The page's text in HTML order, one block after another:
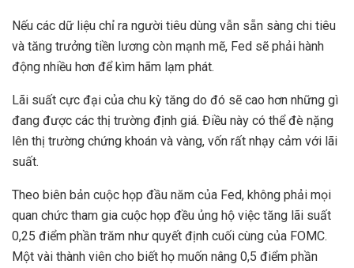
Nếu các dữ liệu chỉ ra người tiêu dùng vẫn sẵn sàng chi tiêu
và tăng trưởng tiền lương còn mạnh mẽ, Fed sẽ phải hành
động nhiều hơn để kìm hãm lạm phát.
Lãi suất cực đại của chu kỳ tăng do đó sẽ cao hơn những gì
đang được các thị trường định giá. Điều này có thể đè nặng
lên thị trường chứng khoán và vàng, vốn rất nhạy cảm với lãi
suất.
Theo biên bản cuộc họp đầu năm của Fed, không phải mọi
quan chức tham gia cuộc họp đều ủng hộ việc tăng lãi suất
0,25 điểm phần trăm như quyết định cuối cùng của FOMC.
Một vài thành viên cho biết họ muốn nâng 0,5 điểm phần